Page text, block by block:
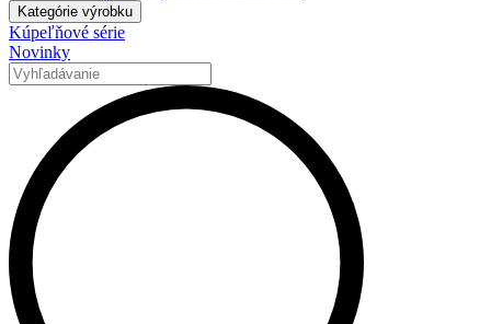
Kategórie výrobku
Kúpeľňové série
Novinky